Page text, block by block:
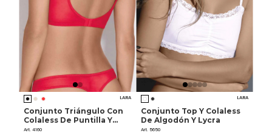
LARA
Conjunto Triángulo Con
Colaless De Puntilla Y
Lycra
Art. 4160
LARA
Conjunto Top Y Colaless
De Algodón Y Lycra
Art. 5650